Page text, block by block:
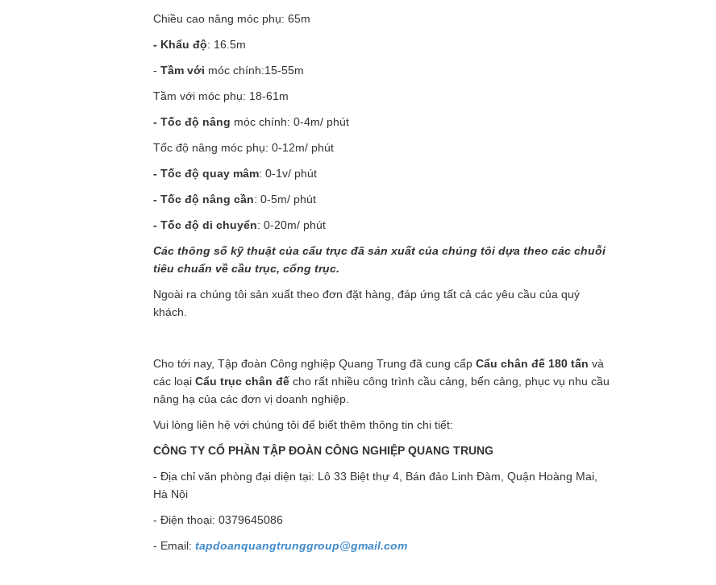
Chiều cao nâng móc phụ: 65m
- Khẩu độ: 16.5m
-Tầm với móc chính:15-55m
Tầm với móc phụ: 18-61m
- Tốc độ nâng móc chính: 0-4m/ phút
Tốc độ nâng móc phụ: 0-12m/ phút
- Tốc độ quay mâm: 0-1v/ phút
- Tốc độ nâng cần: 0-5m/ phút
- Tốc độ di chuyển: 0-20m/ phút
Các thông số kỹ thuật của cẩu trục đã sản xuất của chúng tôi dựa theo các chuỗi
tiêu chuẩn về cầu trục, cổng trục.
Ngoài ra chúng tôi sản xuất theo đơn đặt hàng, đáp ứng tất cả các yêu cầu của quý
khách.
Cho tới nay, Tập đoàn Công nghiệp Quang Trung đã cung cấpCẩu chân đế 180 tấn và
các loạiCẩu trục chân đế cho rất nhiều công trình cầu cảng, bến cảng, phục vụ nhu cầu
nâng hạ của các đơn vị doanh nghiệp.
Vui lòng liên hệ với chúng tôi để biết thêm thông tin chi tiết:
CÔNG TY CỔ PHẦN TẬP ĐOÀN CÔNG NGHIỆP QUANG TRUNG
- Địa chỉ văn phòng đại diện tại: Lô 33 Biệt thự 4, Bán đảo Linh Đàm, Quận Hoàng Mai,
Hà Nội
- Điện thoại: 0379645086
- Email:tapdoanquangtrunggroup@gmail.com